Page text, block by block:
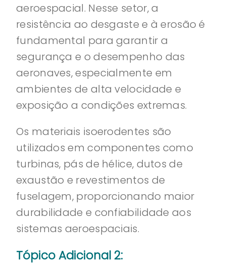
aeroespacial. Nesse setor, a
resistência ao desgaste e à erosão é
fundamental para garantir a
segurança e o desempenho das
aeronaves, especialmente em
ambientes de alta velocidade e
exposição a condições extremas.
Os materiais isoerodentes são
utilizados em componentes como
turbinas, pás de hélice, dutos de
exaustão e revestimentos de
fuselagem, proporcionando maior
durabilidade e confiabilidade aos
sistemas aeroespaciais.
Tópico Adicional 2: